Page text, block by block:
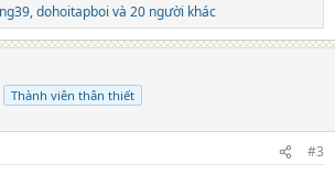
,dohoitapboi và 20 người khác
Thành viên thân thiết
#3